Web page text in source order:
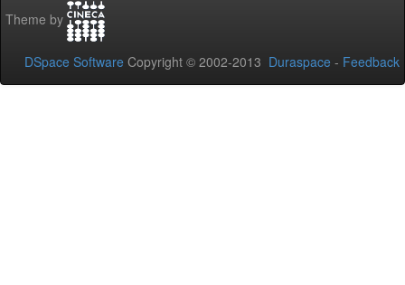
Theme by
DSpace Software Copyright © 2002-2013 Duraspace - Feedback